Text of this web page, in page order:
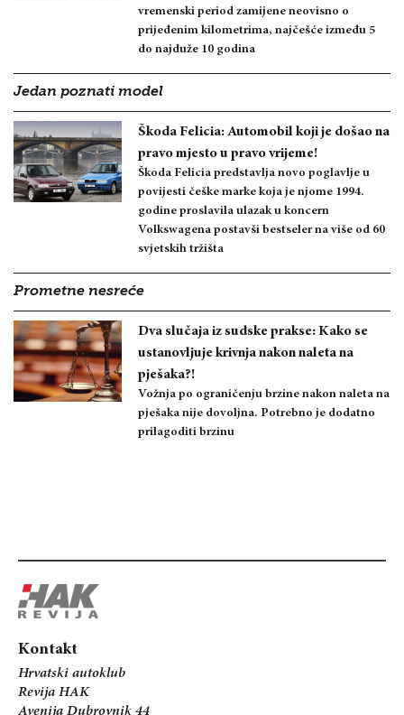
vremenski period zamijene neovisno o
prijeđenim kilometrima, najčešće između 5
do najduže 10 godina
Jedan poznati model
Škoda Felicia: Automobil koji je došao na
pravo mjesto u pravo vrijeme!
Škoda Felicia predstavlja novo poglavlje u
povijesti češke marke koja je njome 1994.
godine proslavila ulazak u koncern
Volkswagena postavši bestseler na više od 60
svjetskih tržišta
Prometne nesreće
Dva slučaja iz sudske prakse: Kako se
ustanovljuje krivnja nakon naleta na
pješaka?!
Vožnja po ograničenju brzine nakon naleta na
pješaka nije dovoljna. Potrebno je dodatno
prilagoditi brzinu
Kontakt
Hrvatski autoklub
Revija HAK
Avenija Dubrovnik 44